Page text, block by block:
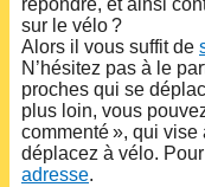
répondre, et ainsi
sur le vélo ?
Alors il vous suffit de
N’hésitez pas à le
proches qui se
plus loin, vous
commenté », qui
déplacez à vélo.
adresse.